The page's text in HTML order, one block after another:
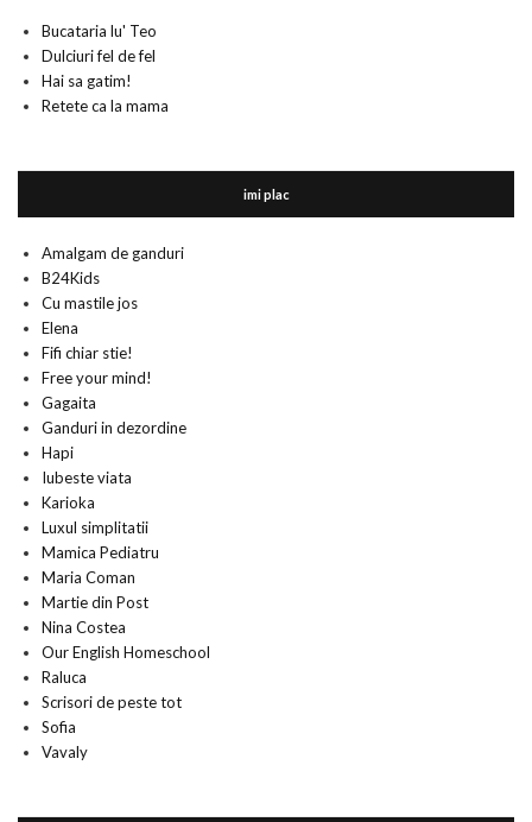
Bucataria lu' Teo
Dulciuri fel de fel
Hai sa gatim!
Retete ca la mama
imi plac
Amalgam de ganduri
B24Kids
Cu mastile jos
Elena
Fifi chiar stie!
Free your mind!
Gagaita
Ganduri in dezordine
Hapi
Iubeste viata
Karioka
Luxul simplitatii
Mamica Pediatru
Maria Coman
Martie din Post
Nina Costea
Our English Homeschool
Raluca
Scrisori de peste tot
Sofia
Vavaly